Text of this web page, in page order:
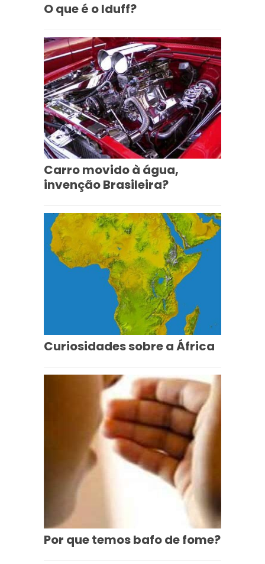
O que é o Iduff?
Carro movido à água,
invenção Brasileira?
Curiosidades sobre a África
Por que temos bafo de fome?